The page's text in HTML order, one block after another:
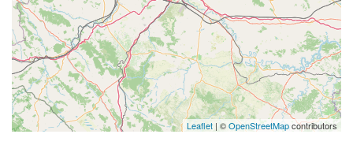
Leaflet | ©OpenStreetMapcontributors